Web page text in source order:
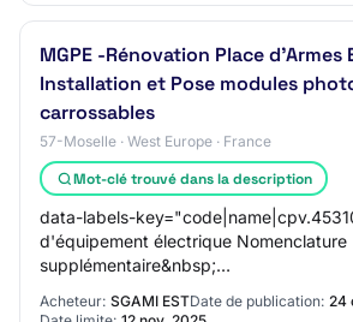
MGPE -Rénovation Place d'Armes
Installation et Pose modules
carrossables
57-Moselle · West Europe · France
Mot-clé trouvé dans la description
data-labels-
d'équipement électrique Nomenclature
supplémentaire&nbsp;
Acheteur: SGAMI ESTDate de publication: 24